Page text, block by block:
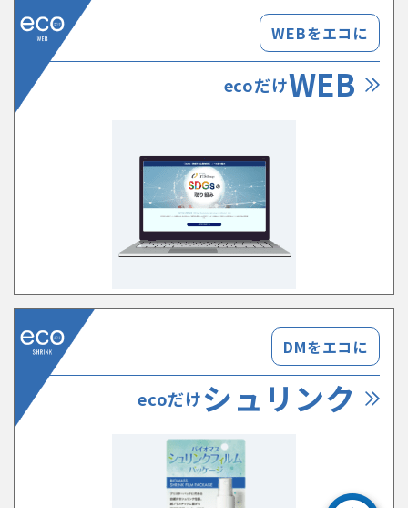
WEBをエコに
ecoだけWEB
DMをエコに
ecoだけシュリンク